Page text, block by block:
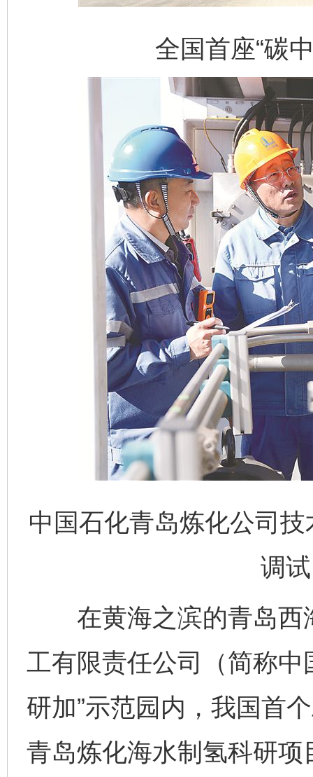
全国首座“碳
中国石化青岛炼化公司
调
在黄海之滨的青岛西
工有限责任公司（简称中
研加”示范园内，我国首
青岛炼化海水制氢科研